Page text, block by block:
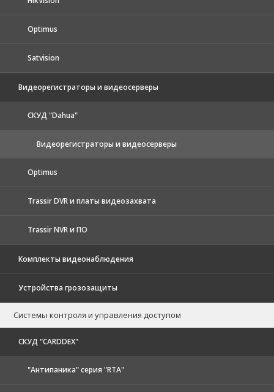
Optimus
Satvision
Видеорегистраторы и видеосерверы
CКУД "Dahua"
Видеорегистраторы и видеосерверы
Optimus
Trassir DVR и платы видеозахвата
Trassir NVR и ПО
Комплекты видеонаблюдения
Устройства грозозащиты
Системы контроля и управления доступом
CКУД "CARDDEX"
"Антипаника" серия "RTA"